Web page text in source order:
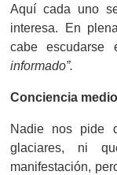
Aquí cada uno
interesa. En
cabe escudarse
informado”.
Conciencia
Nadie nos pide
glaciares, ni
manifestación,